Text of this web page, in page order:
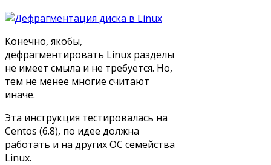
Конечно, якобы,
дефрагментировать Linux разделы
не имеет смыла и не требуется. Но,
тем не менее многие считают
иначе.
Эта инструкция тестировалась на
Centos (6.8), по идее должна
работать и на других ОС семейства
Linux.